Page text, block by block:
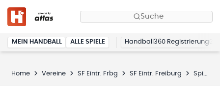
Suche
MEIN HANDBALL ALLE SPIELE Handball360 Registrierung
Home Vereine SF Eintr. Frbg SF Eintr. Freiburg Spielplan